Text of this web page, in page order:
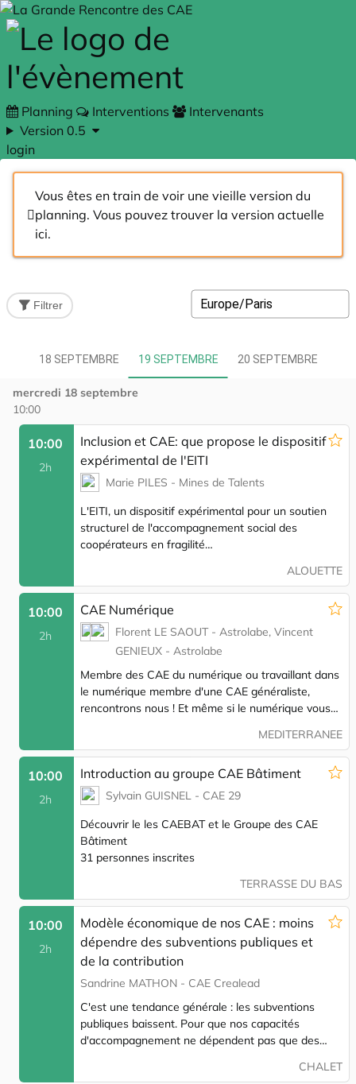
Skip to main content
Planning Interventions
Intervenants
Version 0.5
login
Vous êtes en train de voir une vieille version du
planning. Vous pouvez trouver la version actuelle
ici.